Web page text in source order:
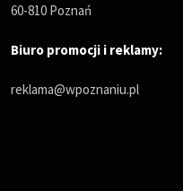
60-810 Poznań
Biuro promocji i reklamy:
reklama@wpoznaniu.pl